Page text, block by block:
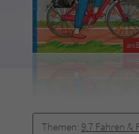
Themen: 9.7 Fahren &